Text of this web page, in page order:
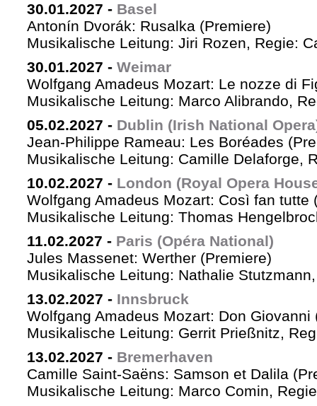
30.01.2027 - Basel
Antonín Dvorák: Rusalka (Premiere)
Musikalische Leitung: Jiri Rozen, Regie:
30.01.2027 - Weimar
Wolfgang Amadeus Mozart: Le nozze di
Musikalische Leitung: Marco Alibrando,
05.02.2027 - Dublin (Irish National
Jean-Philippe Rameau: Les Boréades
Musikalische Leitung: Camille Delaforge,
10.02.2027 - London (Royal Opera
Wolfgang Amadeus Mozart: Così fan tutte
Musikalische Leitung: Thomas
11.02.2027 - Paris (Opéra National)
Jules Massenet: Werther (Premiere)
Musikalische Leitung: Nathalie
13.02.2027 - Innsbruck
Wolfgang Amadeus Mozart: Don Giovanni
Musikalische Leitung: Gerrit Prießnitz,
13.02.2027 - Bremerhaven
Camille Saint-Saëns: Samson et Dalila
Musikalische Leitung: Marco Comin,